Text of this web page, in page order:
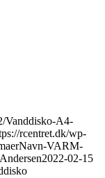
Vanddisko-A4-
rcentret.dk/wp-
VARM-
2022-02-15